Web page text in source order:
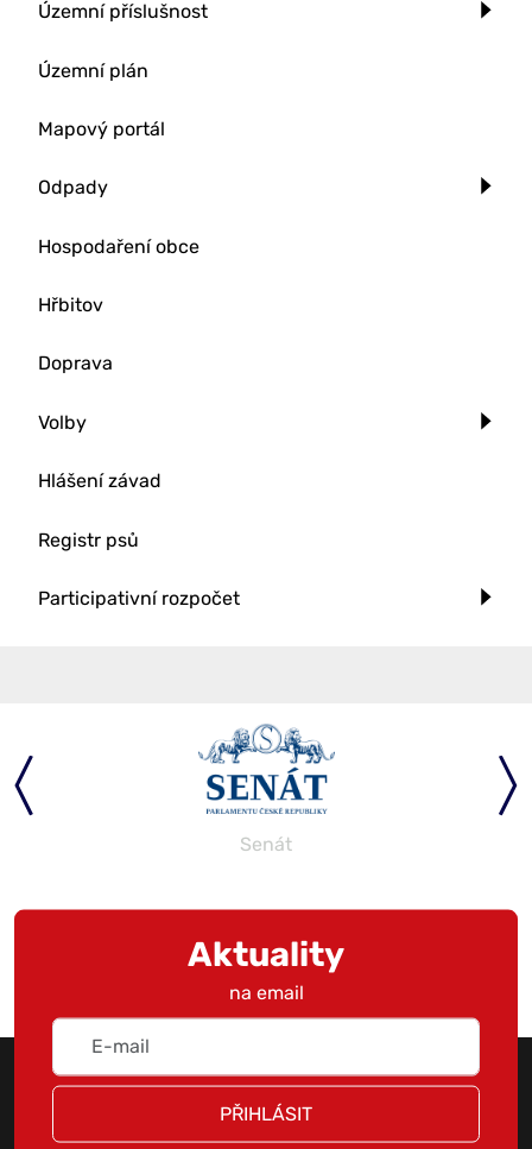
Územní příslušnost
Územní plán
Mapový portál
Odpady
Hospodaření obce
Hřbitov
Doprava
Volby
Hlášení závad
Registr psů
Participativní rozpočet
Senát
Aktuality
na email
PŘIHLÁSIT